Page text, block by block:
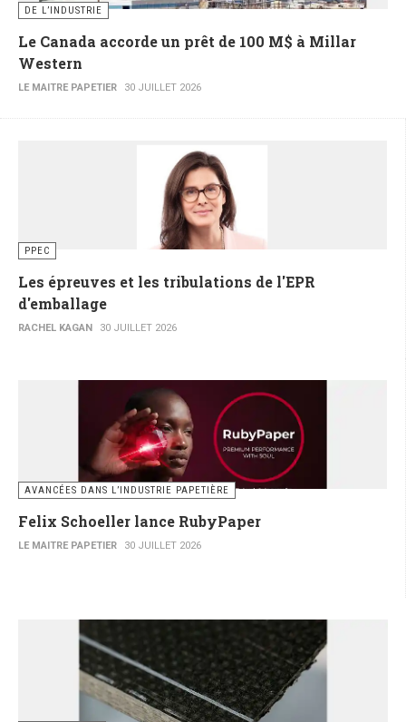
DE L’INDUSTRIE
Le Canada accorde un prêt de 100 M$ à Millar
Western
LE MAITRE PAPETIER 30 JUILLET 2026
PPEC
Les épreuves et les tribulations de l'EPR
d'emballage
RACHEL KAGAN 30 JUILLET 2026
AVANCÉES DANS L’INDUSTRIE PAPETIÈRE
Felix Schoeller lance RubyPaper
LE MAITRE PAPETIER 30 JUILLET 2026